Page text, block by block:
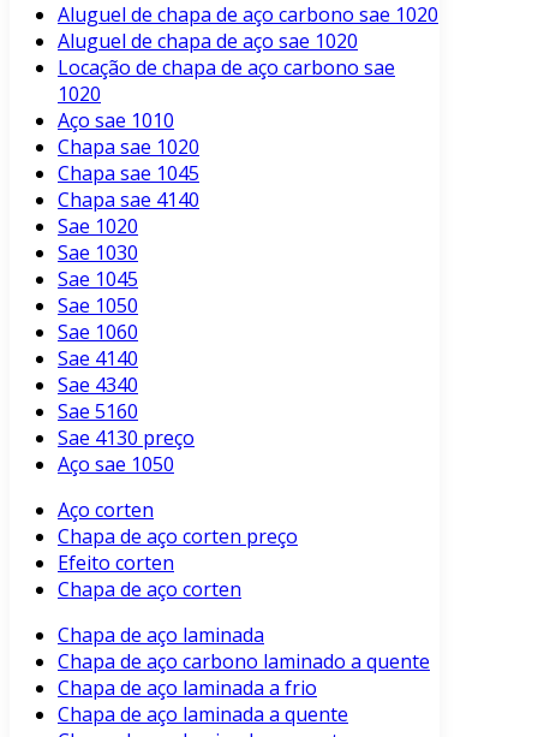
Aluguel de chapa de aço carbono sae 1020
Aluguel de chapa de aço sae 1020
Locação de chapa de aço carbono sae
1020
Aço sae 1010
Chapa sae 1020
Chapa sae 1045
Chapa sae 4140
Sae 1020
Sae 1030
Sae 1045
Sae 1050
Sae 1060
Sae 4140
Sae 4340
Sae 5160
Sae 4130 preço
Aço sae 1050
Aço corten
Chapa de aço corten preço
Efeito corten
Chapa de aço corten
Chapa de aço laminada
Chapa de aço carbono laminado a quente
Chapa de aço laminada a frio
Chapa de aço laminada a quente